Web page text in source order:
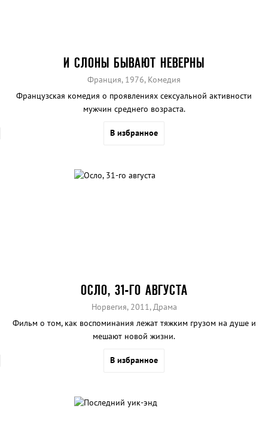
И СЛОНЫ БЫВАЮТ НЕВЕРНЫ
Франция, 1976, Комедия
Французская комедия о проявлениях сексуальной активности
мужчин среднего возраста.
В избранное
ОСЛО, 31-ГО АВГУСТА
Норвегия, 2011, Драма
Фильм о том, как воспоминания лежат тяжким грузом на душе и
мешают новой жизни.
В избранное